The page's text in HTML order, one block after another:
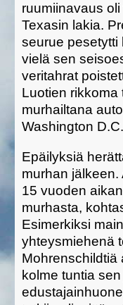
ruumiinavaus
Texasin lakia.
seurue pesetytti
vielä sen
veritahrat
Luotien rikkoma
murhailtana
Washington
Epäilyksiä
murhan
15 vuoden
murhasta,
Esimerkiksi
yhteysmiehenä
Mohrenschildtiä
kolme tuntia